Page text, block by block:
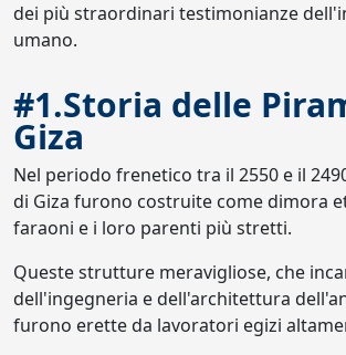
dei più straordinari testimonianze
umano.
#1.Storia delle
Giza
Nel periodo frenetico tra il 2550 e il
di Giza furono costruite come dimora
faraoni e i loro parenti più stretti.
Queste strutture meravigliose, che
dell'ingegneria e dell'architettura
furono erette da lavoratori egizi